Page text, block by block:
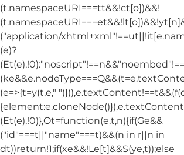
(t.namespaceURI===tt&&!ct[o])&&!
("application/
(e)?
(e=>{t=y(t,e,"
(Et(e),!0)},Ot=function(e,t,n){if(Ge&&
("id"===t||"name"===t)&&(n in r||n in
dt))return!1;if(xe&&!Le[t]&&S(ye,t));else